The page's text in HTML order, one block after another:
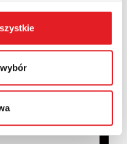
moich danych
osobowych w